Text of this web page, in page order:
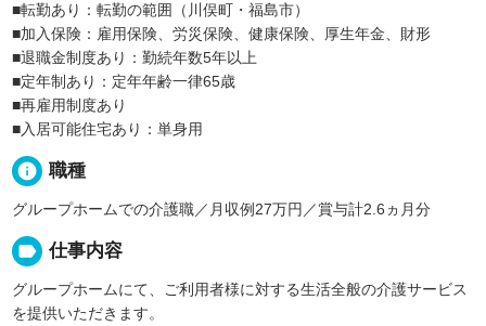
■転勤あり：転勤の範囲（川俣町・福島市）
■加入保険：雇用保険、労災保険、健康保険、厚生年金、財形
■退職金制度あり：勤続年数5年以上
■定年制あり：定年年齢一律65歳
■再雇用制度あり
■入居可能住宅あり：単身用
info 職種
グループホームでの介護職／月収例27万円／賞与計2.6ヵ月分
label 仕事内容
グループホームにて、ご利用者様に対する生活全般の介護サービス
を提供いただきます。